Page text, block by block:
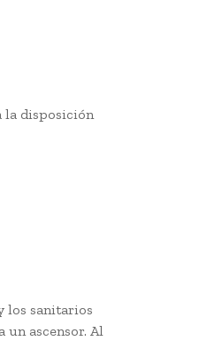
la disposición
los sanitarios
un ascensor. Al